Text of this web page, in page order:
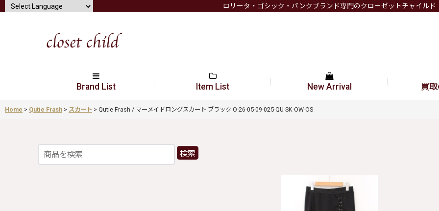
ロリータ・ゴシック・パンクブランド専門のクローゼットチャイルド
Brand List Item List New Arrival 買
Home > Qutie Frash > スカート > Qutie Frash / マーメイドロングスカート ブラック O-26-05-09-025-QU-SK-OW-OS
検索